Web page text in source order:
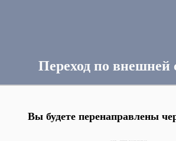
Переход по внешней
Вы будете перенаправлены